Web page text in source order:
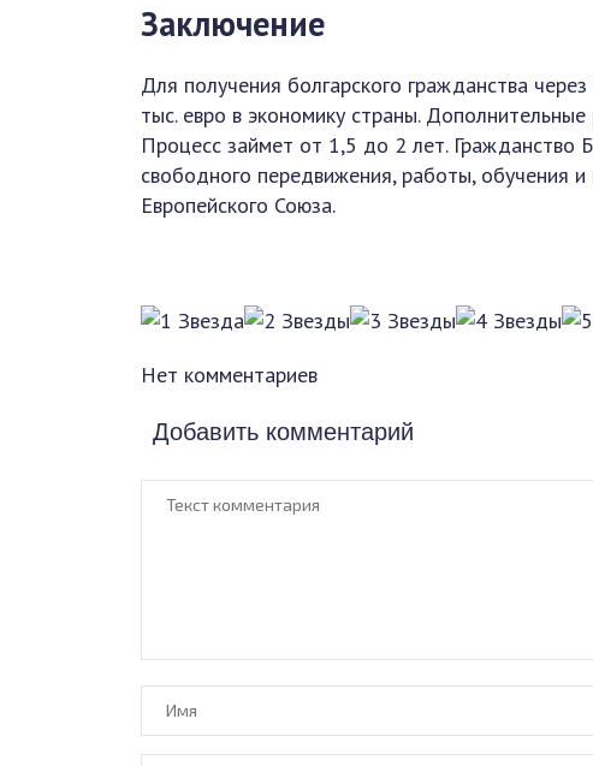
Заключение
Для получения болгарского гражданства
тыс. евро в экономику страны.
Процесс займет от 1,5 до 2 лет. Гражданство
свободного передвижения, работы, обучения
Европейского Союза.
Нет комментариев
Добавить комментарий